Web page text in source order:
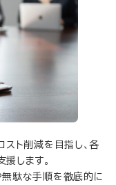
スト削減を目指し、各
します。
無駄な手順を徹底的に